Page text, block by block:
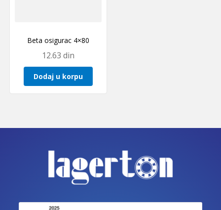
Beta osigurac 4×80
12.63 din
Dodaj u korpu